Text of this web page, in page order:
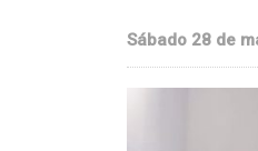
Sábado 28 de